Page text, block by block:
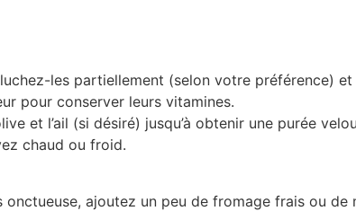
les partiellement (selon votre préférence)
pour conserver leurs vitamines.
et l’ail (si désiré) jusqu’à obtenir une purée
chaud ou froid.
onctueuse, ajoutez un peu de fromage frais ou de